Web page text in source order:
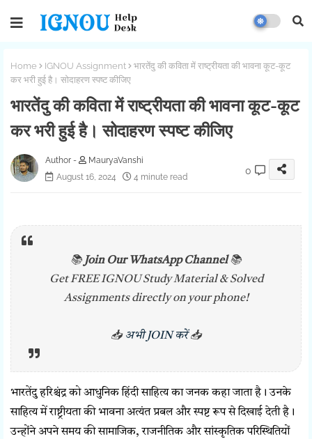
Home IGNOU Assignment
भारतेंदु की कविता में राष्ट्रीयता की भावना कूट-कूट
कर भरी हुई है। सोदाहरण स्पष्ट कीजिए
भारतेंदु की कविता में राष्ट्रीयता की भावना कूट-कूट
कर भरी हुई है। सोदाहरण स्पष्ट कीजिए
MauryaVanshi
August 16, 2024
4 minute read
0
📚 Join Our WhatsApp Channel📚
Get FREE IGNOU Study Material & Solved
Assignments directly on your phone!
📥अभी JOIN करें📥
भारतेंदु हरिश्चंद्र को आधुनिक हिंदी साहित्य का जनक कहा जाता है। उनके
साहित्य में राष्ट्रीयता की भावना अत्यंत प्रबल और स्पष्ट रूप से दिखाई देती है।
उन्होंने अपने समय की सामाजिक, राजनीतिक और सांस्कृतिक परिस्थितियों